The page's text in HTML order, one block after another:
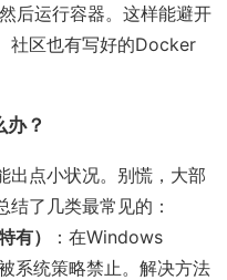
后运行容器。这样能避开
社区也有写好的Docker
办？
出点小状况。别慌，大部
了几类最常见的：
有）
：在Windows
系统策略禁止。解决方法